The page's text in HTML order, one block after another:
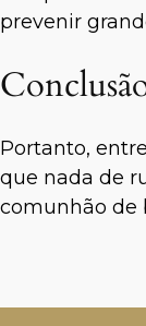
prevenir
Portanto,
que nada de
comunhão de